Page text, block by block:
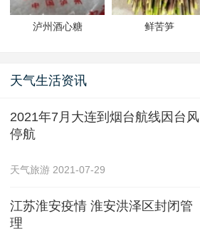
泸州酒心糖 鲜苦笋
天气生活资讯
2021年7月大连到烟台航线因台风
停航
天气旅游 2021-07-29
江苏淮安疫情 淮安洪泽区封闭管
理